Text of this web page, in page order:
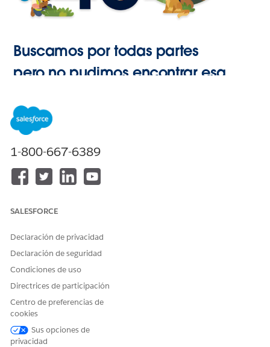
Buscamos por todas partes
pero no pudimos encontrar esa
1-800-667-6389
SALESFORCE
Declaración de privacidad
Declaración de seguridad
Condiciones de uso
Directrices de participación
Centro de preferencias de
cookies
Sus opciones de
privacidad